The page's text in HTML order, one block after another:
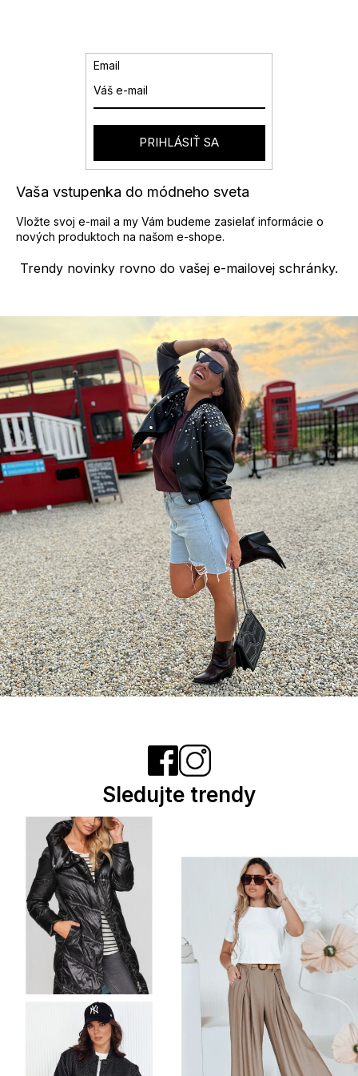
Trendy novinky rovno do vašej e-mailovej schránky.
Vaša vstupenka do módneho sveta
Vložte svoj e-mail a my Vám budeme zasielať informácie o
nových produktoch na našom e-shope.
Email
PRIHLÁSIŤ SA